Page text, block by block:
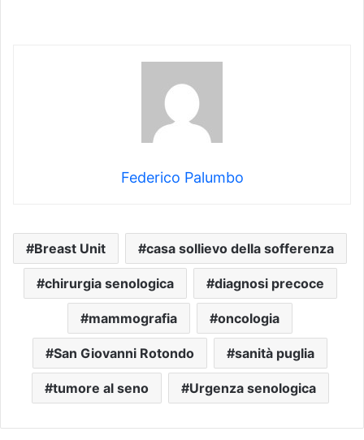
Federico Palumbo
Breast Unit casa sollievo della sofferenza
chirurgia senologica diagnosi precoce
mammografia oncologia
San Giovanni Rotondo sanità puglia
tumore al seno Urgenza senologica